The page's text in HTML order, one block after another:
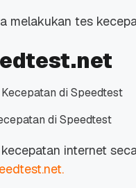
melakukan tes
di Speedtest
internet